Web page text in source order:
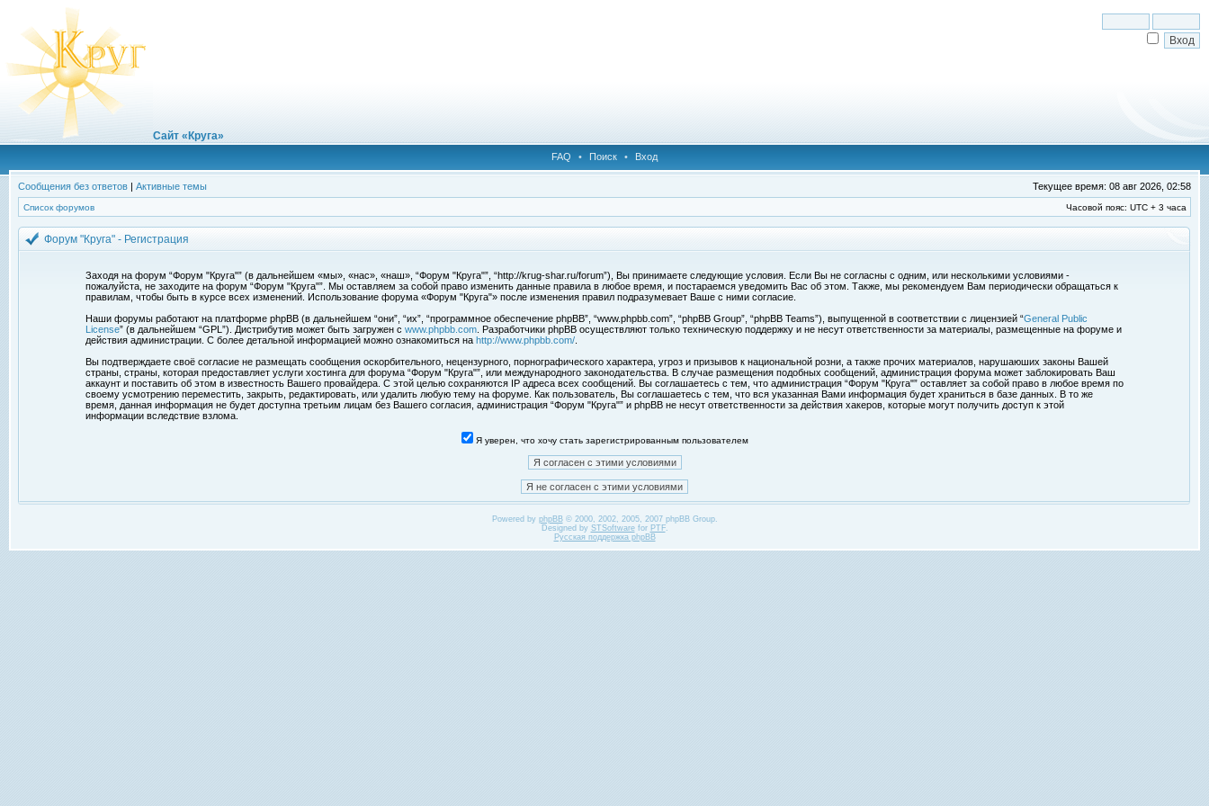
Сайт «Круга»
FAQ • Поиск • Вход
Сообщения без ответов | Активные темы Текущее время: 08 авг 2026, 02:58
Список форумов Часовой пояс: UTC + 3 часа
Форум "Круга" - Регистрация
Заходя на форум “Форум "Круга"” (в дальнейшем «мы», «нас», «наш», “Форум "Круга"”, “http://krug-shar.ru/forum”), Вы принимаете следующие условия. Если Вы не согласны с одним, или несколькими условиями -
пожалуйста, не заходите на форум “Форум "Круга"”. Мы оставляем за собой право изменить данные правила в любое время, и постараемся уведомить Вас об этом. Также, мы рекомендуем Вам периодически обращаться к
правилам, чтобы быть в курсе всех изменений. Использование форума «Форум "Круга"» после изменения правил подразумевает Ваше с ними согласие.
Наши форумы работают на платформе phpBB (в дальнейшем “они”, “их”, “программное обеспечение phpBB”, “www.phpbb.com”, “phpBB Group”, “phpBB Teams”), выпущенной в соответствии с лицензией “General Public
License” (в дальнейшем “GPL”). Дистрибутив может быть загружен с www.phpbb.com . Разработчики phpBB осуществляют только техническую поддержку и не несут ответственности за материалы, размещенные на форуме и
действия администрации. С более детальной информацией можно ознакомиться на http://www.phpbb.com/
Вы подтверждаете своё согласие не размещать сообщения оскорбительного, нецензурного, порнографического характера, угроз и призывов к национальной розни, а также прочих материалов, нарушаюших законы Вашей
страны, страны, которая предоставляет услуги хостинга для форума “Форум "Круга"”, или международного законодательства. В случае размещения подобных сообщений, администрация форума может заблокировать Ваш
аккаунт и поставить об этом в известность Вашего провайдера. С этой целью сохраняются IP адреса всех сообщений. Вы соглашаетесь с тем, что администрация “Форум "Круга"” оставляет за собой право в любое время по
своему усмотрению переместить, закрыть, редактировать, или удалить любую тему на форуме. Как пользователь, Вы соглашаетесь с тем, что вся указанная Вами информация будет храниться в базе данных. В то же
время, данная информация не будет доступна третьим лицам без Вашего согласия, администрация “Форум "Круга"” и phpBB не несут ответственности за действия хакеров, которые могут получить доступ к этой
информации вследствие взлома.
Я уверен, что хочу стать зарегистрированным пользователем
Powered by phpBB© 2000, 2002, 2005, 2007 phpBB Group.
Designed by STSoftwarefor PTF.
Русская поддержка phpBB